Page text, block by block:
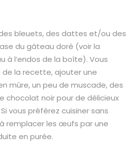
bleuets, des dattes et/ou des
du gâteau doré (voir la
à l’endos de la boîte). Vous
la recette, ajouter une
mûre, un peu de muscade, des
chocolat noir pour de délicieux
vous préférez cuisiner sans
remplacer les œufs par une
en purée.